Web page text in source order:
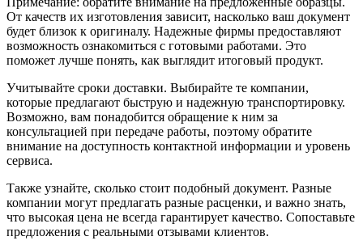
От качеств их изготовления зависит, насколько ваш документ
будет близок к оригиналу. Надежные фирмы предоставляют
возможность ознакомиться с готовыми работами. Это
поможет лучше понять, как выглядит итоговый продукт.
Учитывайте сроки доставки. Выбирайте те компании,
которые предлагают быструю и надежную транспортировку.
Возможно, вам понадобится обращение к ним за
консультацией при передаче работы, поэтому обратите
внимание на доступность контактной информации и уровень
сервиса.
Также узнайте, сколько стоит подобный документ. Разные
компании могут предлагать разные расценки, и важно знать,
что высокая цена не всегда гарантирует качество. Сопоставьте
предложения с реальными отзывами клиентов.